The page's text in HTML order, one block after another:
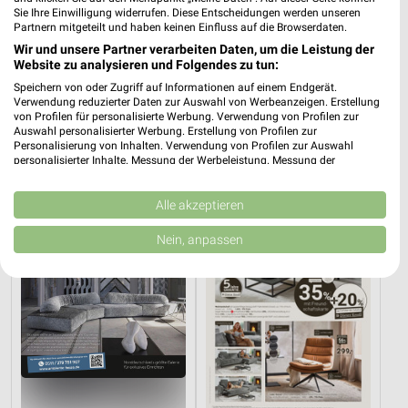
12,1 km
Angebote ab 08.08.
Gültig bis Fr. 14.08.
Angebote ab 03.08.
Noch heute gültig
XXXLutz XXXLutz
Sie Ihre Einwilligung widerrufen. Diese Entscheidungen werden unseren
Partnern mitgeteilt und haben keinen Einfluss auf die Browserdaten.
Wir und unsere Partner verarbeiten Daten, um die Leistung der
Website zu analysieren und Folgendes zu tun:
Speichern von oder Zugriff auf Informationen auf einem Endgerät.
Verwendung reduzierter Daten zur Auswahl von Werbeanzeigen. Erstellung
von Profilen für personalisierte Werbung. Verwendung von Profilen zur
Auswahl personalisierter Werbung. Erstellung von Profilen zur
Personalisierung von Inhalten. Verwendung von Profilen zur Auswahl
personalisierter Inhalte. Messung der Werbeleistung. Messung der
Kombinationen von Daten aus verschiedenen Quellen. Entwicklung und
Verbesserung der Angebote. Verwendung reduzierter Daten zur Auswahl
von Inhalten.
Daten können außerhalb der Europäischen Union weitergegeben und in die
USA gesendet werden.
Website/App.
Partnerliste anzeigen (1 IAB-Anbieter)
Wir nutzen Ihre Daten für folgende Zwecke:
IAB-Verarbeitungszwecke:
Speichern von oder Zugriff auf Informationen
Alle akzeptieren
Nein, anpassen